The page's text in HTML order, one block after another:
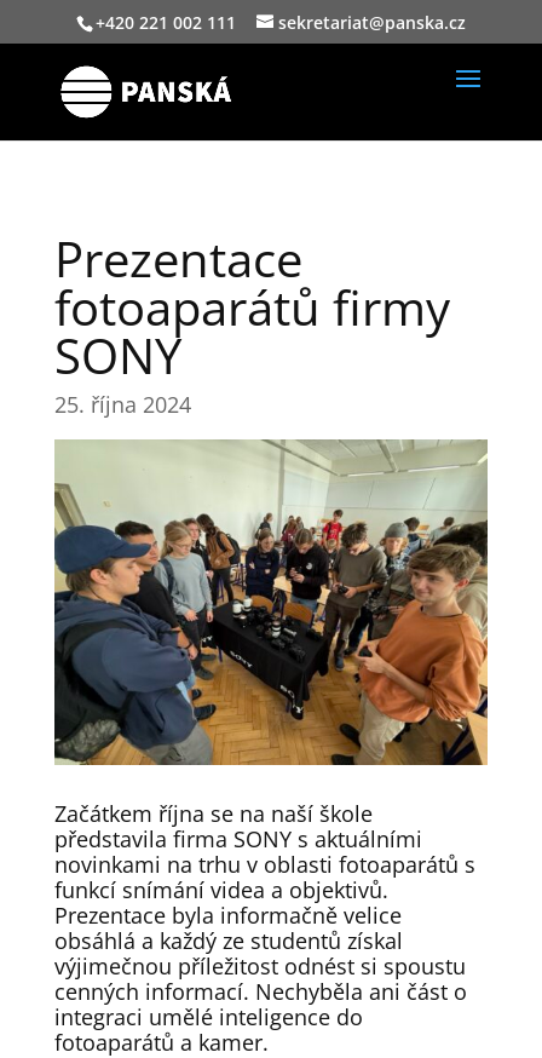
+420 221 002 111 sekretariat@panska.cz
Prezentace
fotoaparátů firmy
SONY
25. října 2024
Začátkem října se na naší škole
představila firma SONY s aktuálními
novinkami na trhu v oblasti fotoaparátů s
funkcí snímání videa a objektivů.
Prezentace byla informačně velice
obsáhlá a každý ze studentů získal
výjimečnou příležitost odnést si spoustu
cenných informací. Nechyběla ani část o
integraci umělé inteligence do
fotoaparátů a kamer.